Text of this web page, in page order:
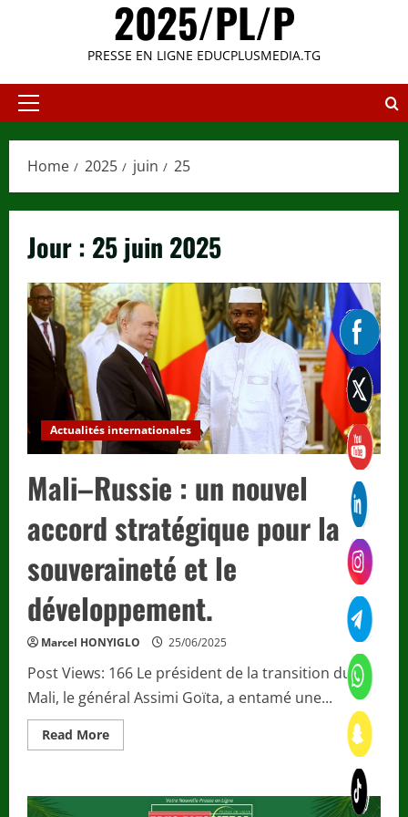
2025/PL/P
PRESSE EN LIGNE EDUCPLUSMEDIA.TG
Primary
Home 2025 juin 25
Jour : 25 juin 2025
Actualités internationales
Mali–Russie : un nouvel
accord stratégique pour la
souveraineté et le
développement.
Marcel HONYIGLO 25/06/2025
Post Views: 166 Le président de la transition du
Mali, le général Assimi Goïta, a entamé une...
Read MoreRead
more
: